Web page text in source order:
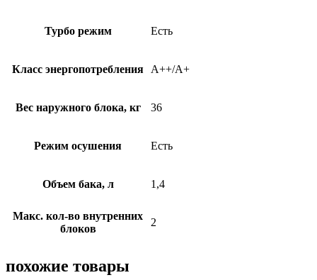
Турбо режим Есть
Класс энергопотребления A++/A+
Вес наружного блока, кг 36
Режим осушения Есть
Объем бака, л 1,4
Макс. кол-во внутренних
блоков
2
похожие товары